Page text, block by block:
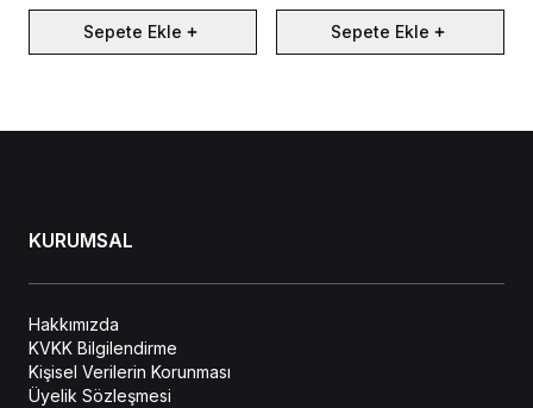
Sepete Ekle Sepete Ekle
KURUMSAL
Hakkımızda
KVKK Bilgilendirme
Kişisel Verilerin Korunması
Üyelik Sözleşmesi